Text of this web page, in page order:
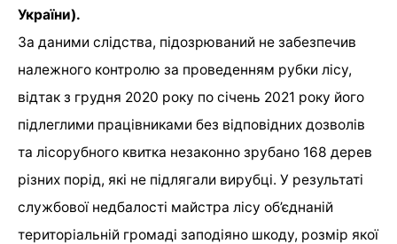
України).
За даними слідства, підозрюваний не забезпечив
належного контролю за проведенням рубки лісу,
відтак з грудня 2020 року по січень 2021 року його
підлеглими працівниками без відповідних дозволів
та лісорубного квитка незаконно зрубано 168 дерев
різних порід, які не підлягали вирубці. У результаті
службової недбалості майстра лісу об’єднаній
територіальній громаді заподіяно шкоду, розмір якої